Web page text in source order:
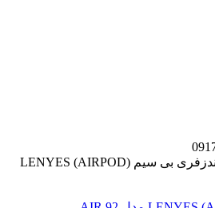
هندزفری بی سیم (AIRPOD) LENYES